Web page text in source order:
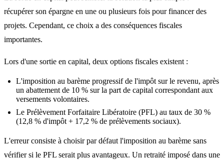
récupérer son épargne en une ou plusieurs fois pour financer des
projets. Cependant, ce choix a des conséquences fiscales
importantes.
Lors d'une sortie en capital, deux options fiscales existent :
L'imposition au barème progressif de l'impôt sur le revenu, après
un abattement de 10 % sur la part de capital correspondant aux
versements volontaires.
Le Prélèvement Forfaitaire Libératoire (PFL) au taux de 30 %
(12,8 % d'impôt + 17,2 % de prélèvements sociaux).
L'erreur consiste à choisir par défaut l'imposition au barème sans
vérifier si le PFL serait plus avantageux. Un retraité imposé dans une